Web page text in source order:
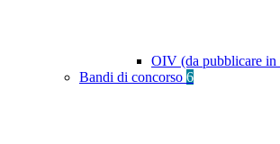
OIV (da pubblicare in
Bandi di concorso 6